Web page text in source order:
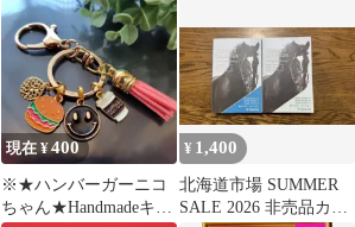
現在 ¥400
※★ハンバーガーニコ
ちゃん★Handmadeキー
¥ 1,400
北海道市場 SUMMER
SALE 2026 非売品カタ